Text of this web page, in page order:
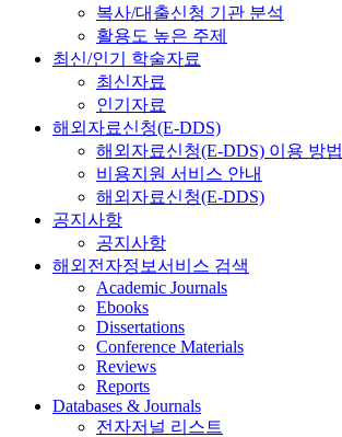
복사/대출신청 기관 분석
활용도 높은 주제
최신/인기 학술자료
최신자료
인기자료
해외자료신청(E-DDS)
해외자료신청(E-DDS) 이용 방법
비용지원 서비스 안내
해외자료신청(E-DDS)
공지사항
공지사항
해외전자정보서비스 검색
Academic Journals
Ebooks
Dissertations
Conference Materials
Reviews
Reports
Databases & Journals
전자저널 리스트